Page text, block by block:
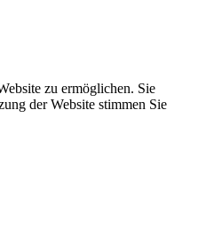
zu ermöglichen. Sie
der Website stimmen Sie